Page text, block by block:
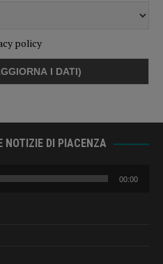
policy
NOTIZIE DI PIACENZA
00:00